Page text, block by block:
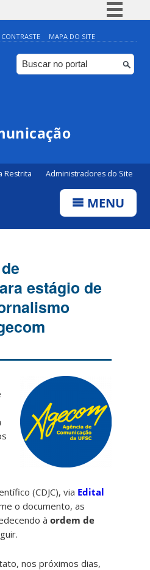
Simplifique!
Comunica BR
Participe
Canais
MAPA DO SITE
Restrita Administradores do Site
MENU
estágio de
(CDJC), via Edital
o documento, as
àordem de
nos próximos dias,